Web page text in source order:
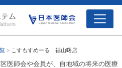
> こすもすめーる 福山曙店
医師会や会員が、自地域の将来の医療